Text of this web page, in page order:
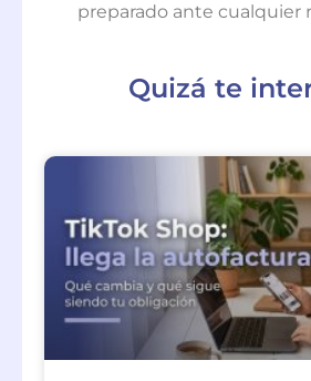
preparado ante cualquier
Quizá te